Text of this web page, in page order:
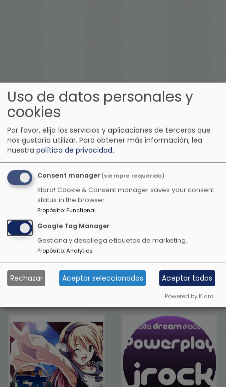
Otras emisoras de música
anime
Powerplay JClub Conexion Kpop
Uso de datos personales y
cookies
Por favor, elija los servicios y aplicaciones de terceros que
nos gustaría utilizar. Para obtener más información, lea
nuestra política de privacidad.
Consent manager (siempre requerido)
Klaro! Cookie & Consent manager saves your consent
status in the browser.
Propósito:Functional
Google Tag Manager
Gestiona y despliega etiquetas de marketing.
Propósito:Analytics
Rechazar Aceptar seleccionados Aceptar todos
Powered by Klaro!